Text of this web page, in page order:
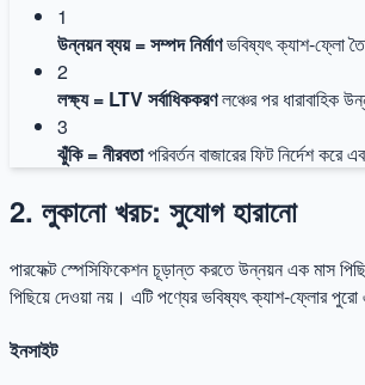
1
উন্নয়ন ব্যয় = সম্পদ নির্মাণভবিষ্যৎ ক্যাশ-ফ্লো
2
লক্ষ্য = LTV সর্বাধিককরণলঞ্চের পর ধারাবাহিক
3
ঝুঁকি = নীরবতাপরিবর্তন বাজারের ফিট নির্দেশ করে
2. লুকানো খরচ: সুযোগ হারানো
পারফেক্ট স্পেসিফিকেশন চূড়ান্ত করতে উন্নয়ন এক মাস
পিছিয়ে দেওয়া নয়। এটি পণ্যের ভবিষ্যৎ ক্যাশ-ফ্লোর
ইনসাইট